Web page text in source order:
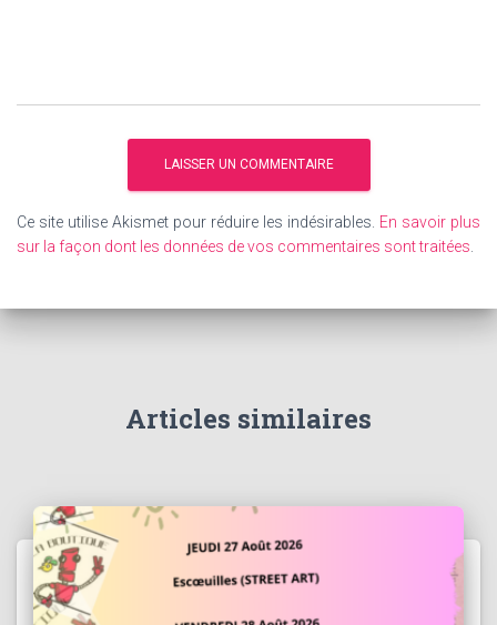
Ce site utilise Akismet pour réduire les indésirables. En savoir plus
sur la façon dont les données de vos commentaires sont traitées
Articles similaires